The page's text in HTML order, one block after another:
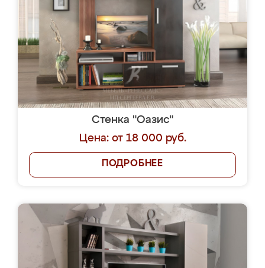
Стенка "Оазис"
Цена: от 18 000 руб.
ПОДРОБНЕЕ